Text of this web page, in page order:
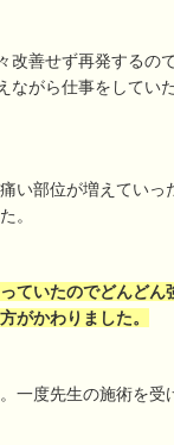
改善せず再発するの
ながら仕事をしてい
い部位が増えていっ
。
ていたのでどんどん
がかわりました。
一度先生の施術を受